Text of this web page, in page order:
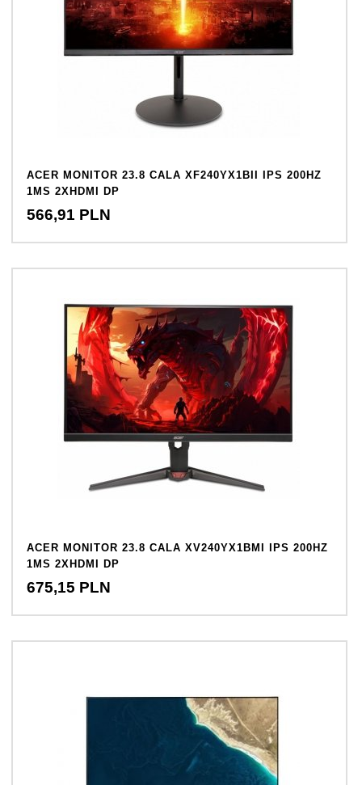
ACER MONITOR 23.8 CALA XF240YX1BII IPS 200HZ
1MS 2XHDMI DP
566,91 PLN
ACER MONITOR 23.8 CALA XV240YX1BMI IPS 200HZ
1MS 2XHDMI DP
675,15 PLN